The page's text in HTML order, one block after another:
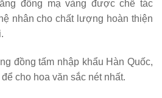
nhân cho chất lượng hoàn thiện
cho hoa văn sắc nét nhất.